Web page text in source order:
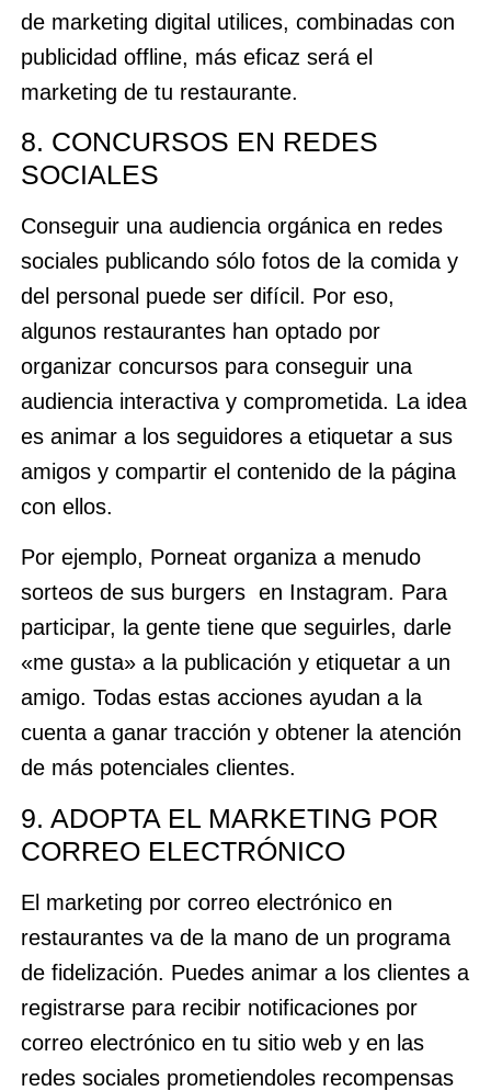
de marketing digital utilices, combinadas con
publicidad offline, más eficaz será el
marketing de tu restaurante.
8. CONCURSOS EN REDES
SOCIALES
Conseguir una audiencia orgánica en redes
sociales publicando sólo fotos de la comida y
del personal puede ser difícil. Por eso,
algunos restaurantes han optado por
organizar concursos para conseguir una
audiencia interactiva y comprometida. La idea
es animar a los seguidores a etiquetar a sus
amigos y compartir el contenido de la página
con ellos.
Por ejemplo, Porneat organiza a menudo
sorteos de sus burgers en Instagram. Para
participar, la gente tiene que seguirles, darle
«me gusta» a la publicación y etiquetar a un
amigo. Todas estas acciones ayudan a la
cuenta a ganar tracción y obtener la atención
de más potenciales clientes.
9. ADOPTA EL MARKETING POR
CORREO ELECTRÓNICO
El marketing por correo electrónico en
restaurantes va de la mano de un programa
de fidelización. Puedes animar a los clientes a
registrarse para recibir notificaciones por
correo electrónico en tu sitio web y en las
redes sociales prometiendoles recompensas